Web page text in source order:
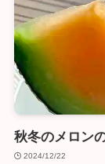
秋冬のメロン
2024/12/22